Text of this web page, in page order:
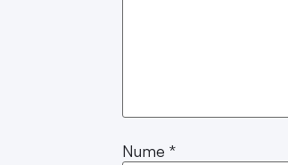
Nume *